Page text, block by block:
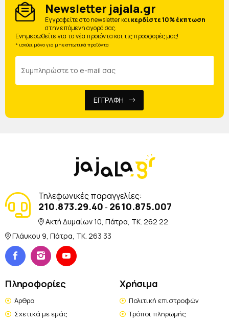
Newsletter jajala.gr
Eγγραφείτε στο newsletter καικερδίστε 10% έκπτωση
στην επόμενη αγορά σας.
Ενημερωθείτε για τα νέα προϊόντα και τις προσφορές μας!
* ισχύει μόνο για μη εκπτωτικά προϊόντα
ΕΓΓΡΑΦΗ
Τηλεφωνικές παραγγελίες:
210.873.29.40 - 2610.875.007
Ακτή Δυμαίων 10, Πάτρα, TK. 262 22
Γλάυκου 9, Πάτρα, TK. 263 33
Πληροφορίες
Άρθρα
Σχετικά με εμάς
Χρήσιμα
Πολιτική επιστροφών
Τρόποι πληρωμής